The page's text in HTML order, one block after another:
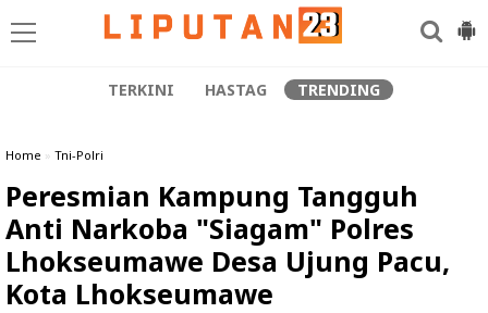
TERKINI HASTAG TRENDING
Home » Tni-Polri
Peresmian Kampung Tangguh
Anti Narkoba "Siagam" Polres
Lhokseumawe Desa Ujung Pacu,
Kota Lhokseumawe